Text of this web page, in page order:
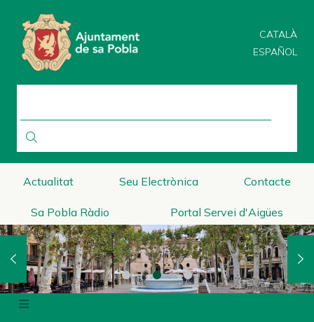
CATALÀ
ESPAÑOL
Actualitat Seu Electrònica Contacte
Sa Pobla Ràdio Portal Servei d'Aigües